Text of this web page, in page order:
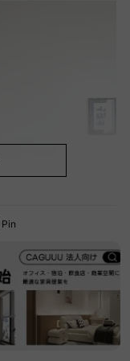
Pin